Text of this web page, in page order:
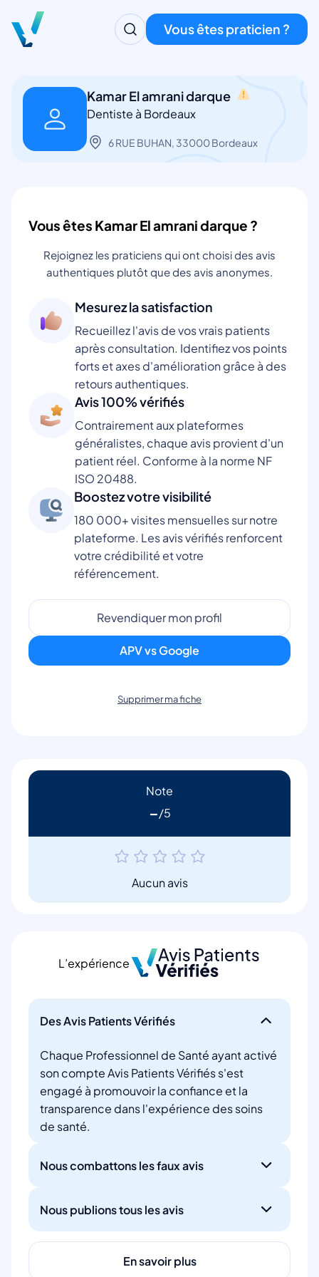
Vous êtes praticien ?
Kamar El amrani darque
Dentiste à Bordeaux
6 RUE BUHAN, 33000 Bordeaux
Vous êtes Kamar El amrani darque ?
Rejoignez les praticiens qui ont choisi des avis
authentiques plutôt que des avis anonymes.
Mesurez la satisfaction
Recueillez l'avis de vos vrais patients
après consultation. Identifiez vos points
forts et axes d'amélioration grâce à des
retours authentiques.
Avis 100% vérifiés
Contrairement aux plateformes
généralistes, chaque avis provient d'un
patient réel. Conforme à la norme NF
ISO 20488.
Boostez votre visibilité
180 000+ visites mensuelles sur notre
plateforme. Les avis vérifiés renforcent
votre crédibilité et votre
référencement.
Revendiquer mon profil
APV vs Google
Supprimer ma fiche
Note
-
Aucun avis
L’expérience
Des Avis Patients Vérifiés
Chaque Professionnel de Santé ayant activé
son compte Avis Patients Vérifiés s'est
engagé à promouvoir la confiance et la
transparence dans l'expérience des soins
de santé.
Nous combattons les faux avis
Nous publions tous les avis
En savoir plus